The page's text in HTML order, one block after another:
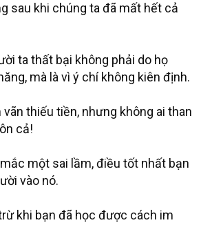
sau khi chúng ta đã mất hết cả
ta thất bại không phải do họ
mà là vì ý chí không kiên định.
vãn thiếu tiền, nhưng không ai than
cả!
một sai lầm, điều tốt nhất bạn
vào nó.
khi bạn đã học được cách im